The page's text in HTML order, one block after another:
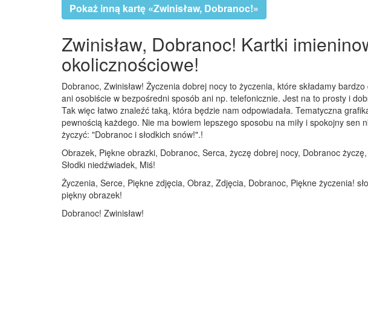
Pokaż inną kartę «Zwinisław, Dobranoc!»
Zwinisław, Dobranoc! Kartki
okolicznościowe!
Dobranoc, Zwinisław! Życzenia dobrej nocy to życzenia, które składamy
ani osobiście w bezpośredni sposób ani np. telefonicznie. Jest na to prosty i
Tak więc łatwo znaleźć taką, która będzie nam odpowiadała. Tematyczna
pewnością każdego. Nie ma bowiem lepszego sposobu na miły i spokojny
życzyć: "Dobranoc i słodkich snów!".!
Obrazek, Piękne obrazki, Dobranoc, Serca, życzę dobrej nocy, Dobranoc
Słodki niedźwiadek, Miś!
Życzenia, Serce, Piękne zdjęcia, Obraz, Zdjęcia, Dobranoc, Piękne życzenia!
piękny obrazek!
Dobranoc! Zwinisław!